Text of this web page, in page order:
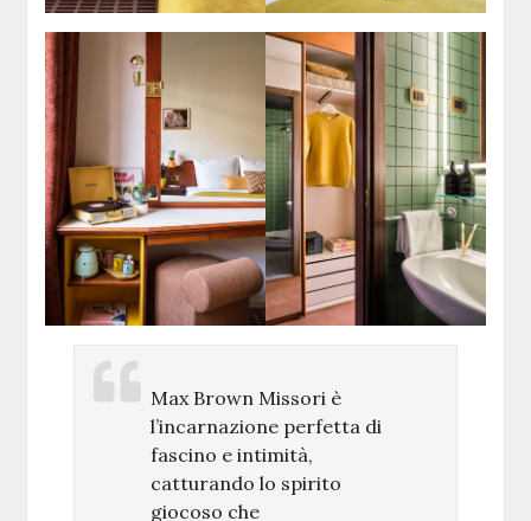
Max Brown Missori è
l’incarnazione perfetta di
fascino e intimità,
catturando lo spirito
giocoso che